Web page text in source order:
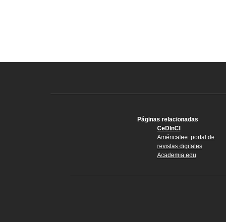
Páginas relacionadas
CeDInCI
Américalee: portal de
revistas digitales
Academia.edu